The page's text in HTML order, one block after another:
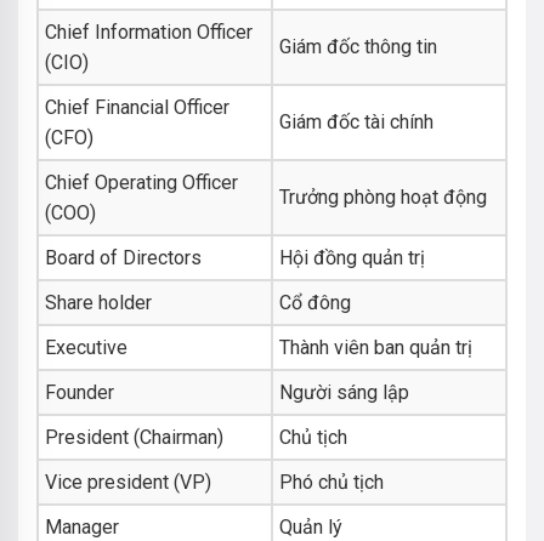
Chief Information Officer
(CIO)
Giám đốc thông tin
Chief Financial Officer
(CFO)
Giám đốc tài chính
Chief Operating Officer
(COO)
Trưởng phòng hoạt động
Board of Directors
Hội đồng quản trị
Share holder
Cổ đông
Executive
Thành viên ban quản trị
Founder
Người sáng lập
President (Chairman)
Chủ tịch
Vice president (VP)
Phó chủ tịch
Manager
Quản lý